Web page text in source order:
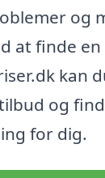
og
at finde
kan
og
for dig.